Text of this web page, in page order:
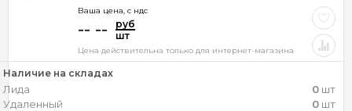
Ваша цена, c ндс
-- --
руб
шт
Цена действительна только для интернет-магазина
Наличие на складах
Лида 0 шт
Удаленный
0 шт